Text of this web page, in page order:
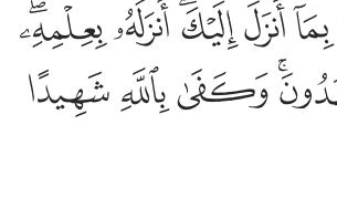
انزله بعلمه والملايكة يشهدون وكفى بالله
إِلَيْكَ ۖ أَنزَلَهُۥ بِعِلْمِهِۦ ۖ وَٱلْمَلَـٰٓئِكَةُ يَشْهَدُونَ ۚ وَكَفَىٰ
ﲂﲃﲄﲅﲆﲇﲈ
ﲌﲍﲎ